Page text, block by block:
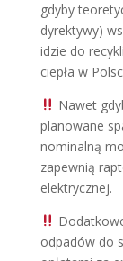
gdyby
dyrektywy)
idzie do
ciepła w
Nawet
planowane
nominalną
zapewnią
elektrycznej.
odpadów do